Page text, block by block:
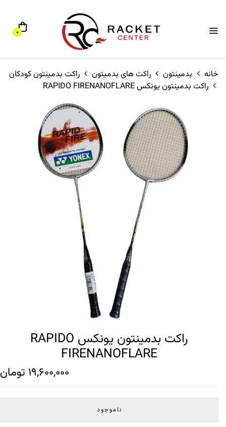
0
خانه بدمینتون راکت های بدمیتون
راکت بدمینتون کودکان
راکت بدمینتون یونکس RAPIDO FIRENANOFLARE
راکت بدمینتون یونکس RAPIDO
FIRENANOFLARE
19,600,000 تومان
ناموجود